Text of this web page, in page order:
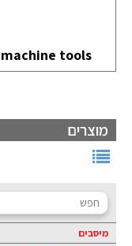
מוצרים
מיסבים
tools